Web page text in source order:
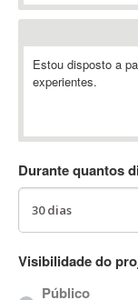
Ableton
Ableton Push
Abstract
AC3
ACID Pro
ACPI
Estou disposto a
experientes.
Durante quantos
Visibilidade do
Público